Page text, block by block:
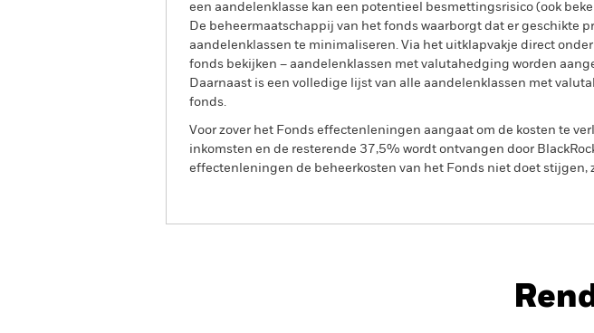
een aandelenklasse kan een potentieel besmettingsrisico (ook
De beheermaatschappij van het fonds waarborgt dat er geschikte
aandelenklassen te minimaliseren. Via het uitklapvakje direct
fonds bekijken – aandelenklassen met valutahedging worden
Daarnaast is een volledige lijst van alle aandelenklassen met
fonds.
Voor zover het Fonds effectenleningen aangaat om de kosten te
inkomsten en de resterende 37,5% wordt ontvangen door
effectenleningen de beheerkosten van het Fonds niet doet
Kerngegevens